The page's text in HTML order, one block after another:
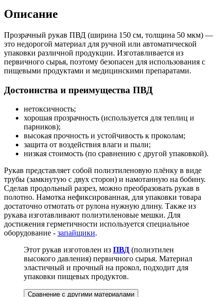
Описание
Прозрачный рукав ПВД (ширина 150 см, толщина 50 мкм) —
это недорогой материал для ручной или автоматической
упаковки различной продукции. Изготавливается из
первичного сырья, поэтому безопасен для использования с
пищевыми продуктами и медицинскими препаратами.
Достоинства и преимущества ПВД
нетоксичность;
хорошая прозрачность (используется для теплиц и
парников);
высокая прочность и устойчивость к проколам;
защита от воздействия влаги и пыли;
низкая стоимость (по сравнению с другой упаковкой).
Рукав представляет собой полиэтиленовую плёнку в виде
трубы (замкнутую с двух сторон) и намотанную на бобину.
Сделав продольный разрез, можно преобразовать рукав в
полотно. Намотка нефиксированная, для упаковки товара
достаточно отмотать от рулона нужную длину. Также из
рукава изготавливают полиэтиленовые мешки. Для
достижения герметичности используется специальное
оборудование - запайщики.
Этот рукав изготовлен из ПВД (полиэтилен
высокого давления) первичного сырья. Материал
эластичный и прочный на прокол, подходит для
упаковки пищевых продуктов.
Сравнение с другими материалами